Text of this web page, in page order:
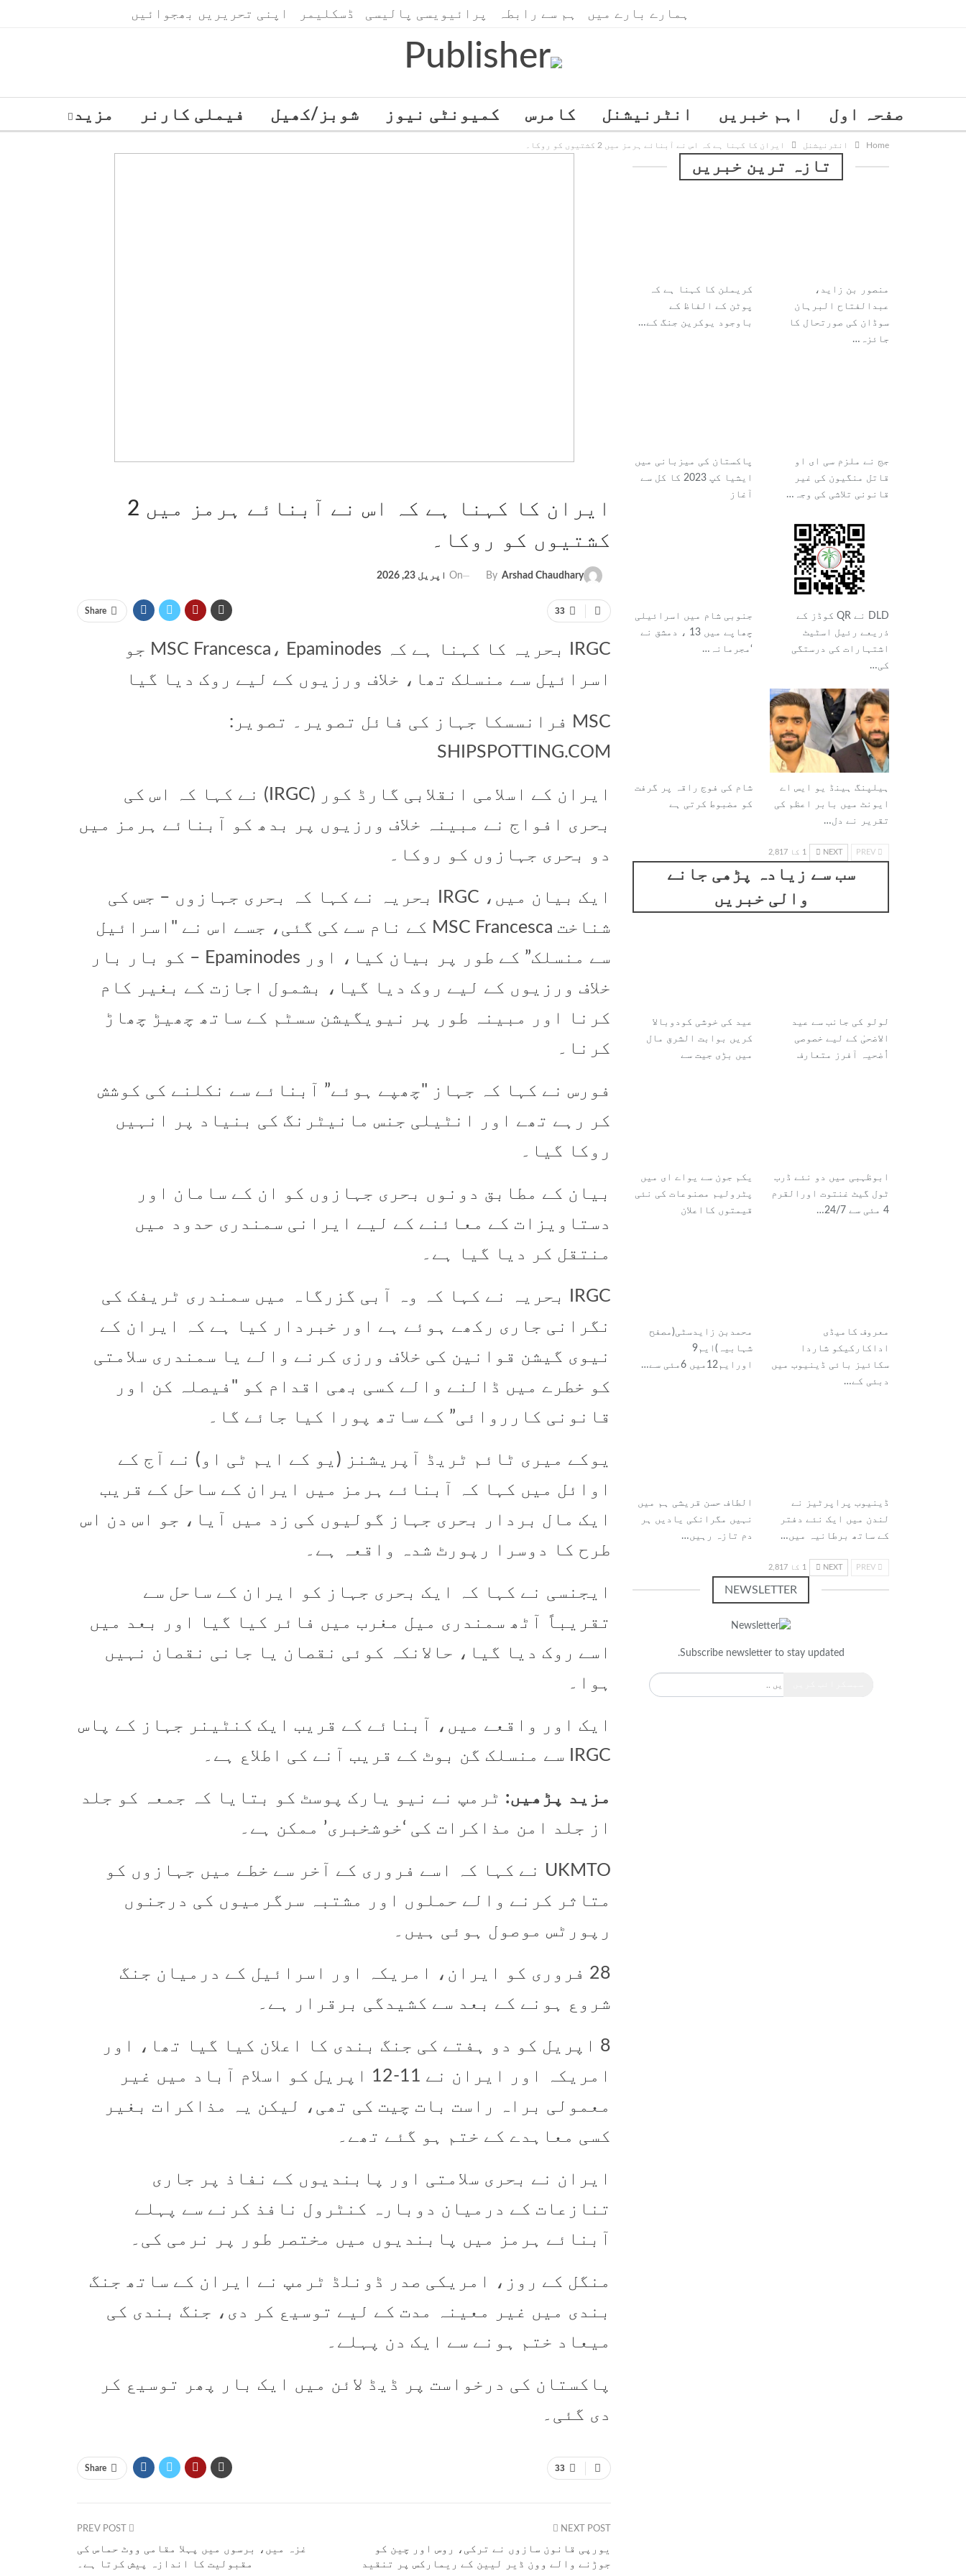
اپنی تحریریں بھجوائیں ڈسکلیمر پرائیویسی پالیسی ہم سے رابطہ ہمارے بارے میں
صفحہ اول اہم خبریں انٹرنیشنل کامرس کمیونٹی نیوز شوبز/کھیل فیملی کارنر مزید
Home انٹرنیشنل ایران کا کہنا ہے کہ اس نے آبنائے ہرمز میں 2 کشتیوں کو روکا۔
ایران کا کہنا ہے کہ اس نے آبنائے ہرمز میں 2
کشتیوں کو روکا۔
By Arshad Chaudhary
On اپریل 23, 2026
33
Share
IRGC بحریہ کا کہنا ہے کہ MSC Francesca، Epaminodes جو
اسرائیل سے منسلک تھا، خلاف ورزیوں کے لیے روک دیا گیا
MSC فرانسسکا جہاز کی فائل تصویر۔ تصویر:
SHIPSPOTTING.COM
ایران کے اسلامی انقلابی گارڈ کور (IRGC) نے کہا کہ اس کی
بحری افواج نے مبینہ خلاف ورزیوں پر بدھ کو آبنائے ہرمز میں
دو بحری جہازوں کو روکا۔
ایک بیان میں، IRGC بحریہ نے کہا کہ بحری جہازوں – جس کی
شناخت MSC Francesca کے نام سے کی گئی، جسے اس نے "اسرائیل
سے منسلک” کے طور پر بیان کیا، اور Epaminodes – کو بار بار
خلاف ورزیوں کے لیے روک دیا گیا، بشمول اجازت کے بغیر کام
کرنا اور مبینہ طور پر نیویگیشن سسٹم کے ساتھ چھیڑ چھاڑ
کرنا۔
فورس نے کہا کہ جہاز "چھپے ہوئے” آبنائے سے نکلنے کی کوشش
کر رہے تھے اور انٹیلی جنس مانیٹرنگ کی بنیاد پر انہیں
روکا گیا۔
بیان کے مطابق دونوں بحری جہازوں کو ان کے سامان اور
دستاویزات کے معائنے کے لیے ایرانی سمندری حدود میں
منتقل کر دیا گیا ہے۔
IRGC بحریہ نے کہا کہ وہ آبی گزرگاہ میں سمندری ٹریفک کی
نگرانی جاری رکھے ہوئے ہے اور خبردار کیا ہے کہ ایران کے
نیوی گیشن قوانین کی خلاف ورزی کرنے والے یا سمندری سلامتی
کو خطرے میں ڈالنے والے کسی بھی اقدام کو "فیصلہ کن اور
قانونی کارروائی” کے ساتھ پورا کیا جائے گا۔
یوکے میری ٹائم ٹریڈ آپریشنز (یو کے ایم ٹی او) نے آج کے
اوائل میں کہا کہ آبنائے ہرمز میں ایران کے ساحل کے قریب
ایک مال بردار بحری جہاز گولیوں کی زد میں آیا، جو اس دن اس
طرح کا دوسرا رپورٹ شدہ واقعہ ہے۔
ایجنسی نے کہا کہ ایک بحری جہاز کو ایران کے ساحل سے
تقریباً آٹھ سمندری میل مغرب میں فائر کیا گیا اور بعد میں
اسے روک دیا گیا، حالانکہ کوئی نقصان یا جانی نقصان نہیں
ہوا۔
ایک اور واقعے میں، آبنائے کے قریب ایک کنٹینر جہاز کے پاس
IRGC سے منسلک گن بوٹ کے قریب آنے کی اطلاع ہے۔
مزید پڑھیں: ٹرمپ نے نیو یارک پوسٹ کو بتایا کہ جمعہ کو جلد
از جلد امن مذاکرات کی ‘خوشخبری’ ممکن ہے۔
UKMTO نے کہا کہ اسے فروری کے آخر سے خطے میں جہازوں کو
متاثر کرنے والے حملوں اور مشتبہ سرگرمیوں کی درجنوں
رپورٹس موصول ہوئی ہیں۔
28 فروری کو ایران، امریکہ اور اسرائیل کے درمیان جنگ
شروع ہونے کے بعد سے کشیدگی برقرار ہے۔
8 اپریل کو دو ہفتے کی جنگ بندی کا اعلان کیا گیا تھا، اور
امریکہ اور ایران نے 11-12 اپریل کو اسلام آباد میں غیر
معمولی براہ راست بات چیت کی تھی، لیکن یہ مذاکرات بغیر
کسی معاہدے کے ختم ہو گئے تھے۔
ایران نے بحری سلامتی اور پابندیوں کے نفاذ پر جاری
تنازعات کے درمیان دوبارہ کنٹرول نافذ کرنے سے پہلے
آبنائے ہرمز میں پابندیوں میں مختصر طور پر نرمی کی۔
منگل کے روز، امریکی صدر ڈونلڈ ٹرمپ نے ایران کے ساتھ جنگ ​​
بندی میں غیر معینہ مدت کے لیے توسیع کر دی، جنگ بندی کی
میعاد ختم ہونے سے ایک دن پہلے۔
پاکستان کی درخواست پر ڈیڈ لائن میں ایک بار پھر توسیع کر
دی گئی۔
33
Share
غزہ میں، برسوں میں پہلا مقامی ووٹ حماس کی
مقبولیت کا اندازہ پیش کرتا ہے۔
NEXT POST
یورپی قانون سازوں نے ترکی، روس اور چین کو
جوڑنے والے وون ڈیر لیین کے ریمارکس پر تنقید
تازہ ترین خبریں
کریملن کا کہنا ہے کہ
پوٹن کے الفاظ کے
باوجود یوکرین جنگ کے…
منصور بن زاید،
عبدالفتاح البرہان
سوڈان کی صورتحال کا
جائزہ…
پاکستان کی میزبانی میں
ایشیا کپ 2023 کا کل سے
آغاز
جج نے ملزم سی ای او
قاتل منگیون کی غیر
قانونی تلاشی کی وجہ…
جنوبی شام میں اسرائیلی
چھاپے میں 13 ، دمشق نے
‘مجرمانہ…
DLD نے QR کوڈز کے
ذریعے رئیل اسٹیٹ
اشتہارات کی درستگی
کی…
شام کی فوج راقہ پر گرفت
کو مضبوط کرتی ہے
ہیلپنگ ہینڈ یو ایس اے
ایونٹ میں بابر اعظم کی
تقریر نے دل…
PREV
NEXT 1 کا 2,817
سب سے زیادہ پڑھی جانے
والی خبریں
عید کی خوشی کودوبالا
کریں بوابت الشرق مال
میں بڑی جیت سے
لولو کی جانب سے عید
الاضحیٰ کے لیے خصوصی
اُضحیہ آفرز متعارف
یکم جون سے یواے ای میں
پٹرولیم مصنوعات کی نئی
قیمتوں کااعلان
ابوظہبی میں دو نئے ڈرب
ٹول گیٹ غنتوت اورالقرم
4 مئی سے 24/7…
محمدبن زایدسٹی(مصفح
شہابیہ)ایم9
اورایم12میں 6مئی سے…
معروف کامیڈی
اداکارکیکو شاردا
سکائیز بائی ڈینیوب میں
دبئی کے…
الطاف حسن قریشی ہم میں
نہیں مگرانکی یادیں ہر
دم تازہ رہیں…
ڈینیوب پراپرٹیز نے
لندن میں ایک نئے دفتر
کے ساتھ برطانیہ میں…
PREV
NEXT 1 کا 2,817
NEWSLETTER
Subscribe newsletter to stay updated.